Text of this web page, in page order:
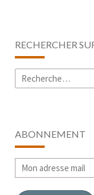
RECHERCHER
Rechercher :
ABONNEMENT
Mon
adresse
mail